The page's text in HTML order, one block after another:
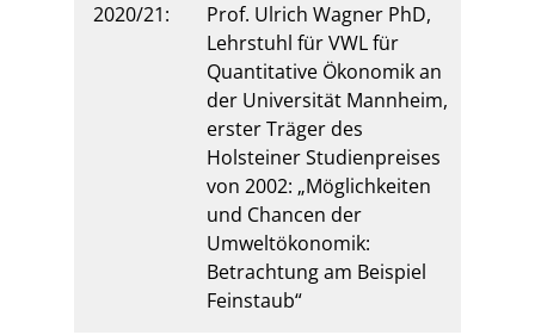
2020/21:
Prof. Ulrich Wagner PhD,
Lehr­stuhl für VWL für
Quantitative Ökonomik an
der Universität Mannheim,
erster Träger des
Holsteiner Studienpreises
von 2002: „Möglichkeiten
und Chancen der
Umweltökonomik:
Betrachtung am Beispiel
Feinstaub“